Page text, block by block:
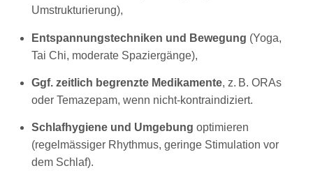
Umstrukturierung),
Entspannungstechniken und Bewegung (Yoga,
Tai Chi, moderate Spaziergänge),
Ggf. zeitlich begrenzte Medikamente, z. B. ORAs
oder Temazepam, wenn nicht-kontraindiziert.
Schlafhygiene und Umgebung optimieren
(regelmässiger Rhythmus, geringe Stimulation vor
dem Schlaf).